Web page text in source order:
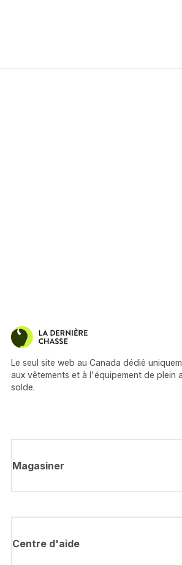
Le seul site web au Canada dédié
aux vêtements et à l'équipement de plein
solde.
Magasiner
Centre d'aide